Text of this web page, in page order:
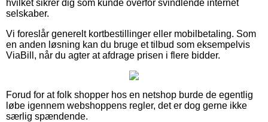
hvilket sikrer dig som kunde overfor svindlende internet
selskaber.
Vi foreslår generelt kortbestillinger eller mobilbetaling. Som
en anden løsning kan du bruge et tilbud som eksempelvis
ViaBill, når du agter at afdrage prisen i flere bidder.
Forud for at folk shopper hos en netshop burde de egentlig
løbe igennem webshoppens regler, det er dog gerne ikke
særlig spændende.